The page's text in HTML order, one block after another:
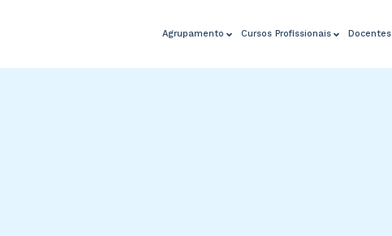
Agrupamento Cursos Profissionais Docentes